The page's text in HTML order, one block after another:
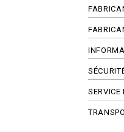
SERVICE